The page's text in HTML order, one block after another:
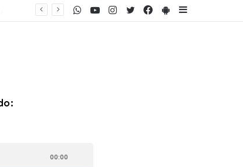
PlayStore
Facebook
Twitter
Instagram
Youtube
WhatsApp